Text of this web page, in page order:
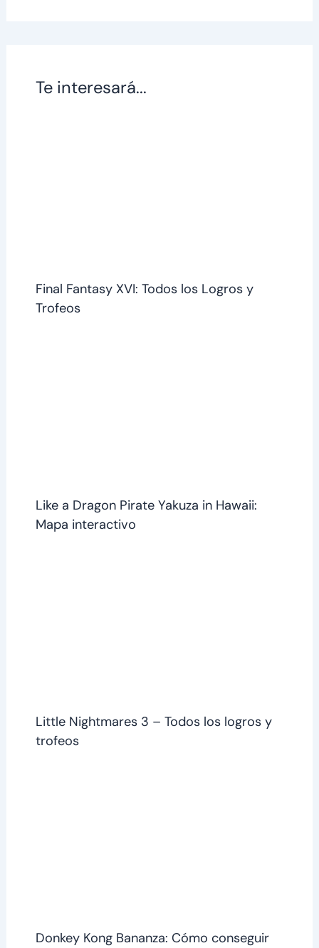
Te interesará...
Final Fantasy XVI: Todos los Logros y
Trofeos
Like a Dragon Pirate Yakuza in Hawaii:
Mapa interactivo
Little Nightmares 3 – Todos los logros y
trofeos
Donkey Kong Bananza: Cómo conseguir